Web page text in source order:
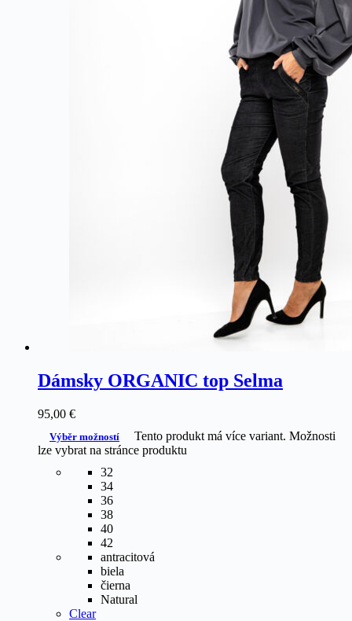
Dámsky ORGANIC top Selma
95,00 €
Výběr možností
Tento produkt má více variant. Možnosti
lze vybrat na stránce produktu
32
34
36
38
40
42
antracitová
biela
čierna
Natural
Clear